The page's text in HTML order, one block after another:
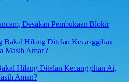
Desakan Pembukaan Blokir
Hilang Ditelan Kecanggihan Ai,
Aman?